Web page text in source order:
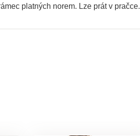
platných norem. Lze prát v pračce.